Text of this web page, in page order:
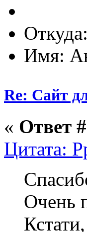
Имя:
Re: Сайт
« Ответ
Цитата:
Очень